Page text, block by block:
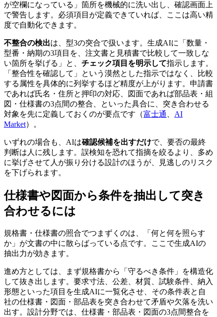
が空欄になっている」箇所を機械的に洗い出し、確認画面上
で警告します。必須項目が定義できていれば、ここは高い精
度で自動化できます。
不整合の検出は、型3の突合で扱います。生成AIに「数量・
型番・納期の3項目を、注文書と見積書で比較して一致しな
い箇所を挙げる」と、 チェック項目を明示して指示します。
「整合性を確認して」という漠然とした指示ではなく、比較
する属性を具体的に列挙するほど精度が上がります。申請書
であれば氏名・住所と押印の対応、図面であれば部品表・組
図・仕様書の3点間の整合、といった具合に、突き合わせる
対象を先に定義しておくのが要点です（富士通
AI
Market）。
いずれの場合も、AIは確認候補を出すだけで、要否の最終
判断は人に残します。誤検知を恐れて指摘を絞るより、多め
に挙げさせて人が振り分ける設計のほうが、見逃しのリスク
を下げられます。
仕様書や図面から条件を抽出して突き
合わせるには
規格書・仕様書の照合でつまずくのは、「何と何を照らす
か」が文書の中に散らばっている点です。ここで生成AIの
抽出力が効きます。
進め方としては、まず規格書から「守るべき条件」を構造化
して抜き出します。要求寸法、公差、材質、試験条件、納入
形態といった項目を生成AIに一覧化させ、その条件表と自
社の仕様書・図面・部品表を突き合わせて矛盾や欠落を洗い
出す。設計分野では、仕様書・部品表・図面の3点間整合を